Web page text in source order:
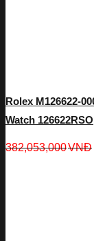
Rolex M126622-
Watch 126622RSO
382,053,000VNĐ